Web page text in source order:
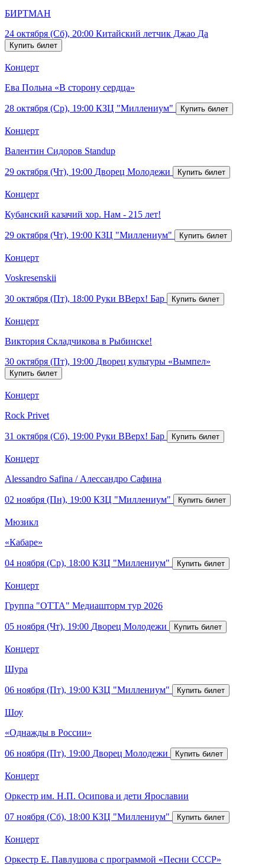
БИРТМАН
24 октября (Сб), 20:00 Китайский летчик Джао Да
Концерт
Ева Польна «В сторону сердца»
28 октября (Ср), 19:00 КЗЦ "Миллениум"
Концерт
Валентин Сидоров Standup
29 октября (Чт), 19:00 Дворец Молодежи
Концерт
Кубанский казачий хор. Нам - 215 лет!
29 октября (Чт), 19:00 КЗЦ "Миллениум"
Концерт
Voskresenskii
30 октября (Пт), 18:00 Руки ВВерх! Бар
Концерт
Виктория Складчикова в Рыбинске!
30 октября (Пт), 19:00 Дворец культуры «Вымпел»
Концерт
Rock Privet
31 октября (Сб), 19:00 Руки ВВерх! Бар
Концерт
Alessandro Safina / Алессандро Сафина
02 ноября (Пн), 19:00 КЗЦ "Миллениум"
Мюзикл
«Кабаре»
04 ноября (Ср), 18:00 КЗЦ "Миллениум"
Концерт
Группа "ОТТА" Медиашторм тур 2026
05 ноября (Чт), 19:00 Дворец Молодежи
Концерт
Шура
06 ноября (Пт), 19:00 КЗЦ "Миллениум"
Шоу
«Однажды в России»
06 ноября (Пт), 19:00 Дворец Молодежи
Концерт
Оркестр им. Н.П. Осипова и дети Ярославии
07 ноября (Сб), 18:00 КЗЦ "Миллениум"
Концерт
Оркестр Е. Павлушова с программой «Песни СССР»